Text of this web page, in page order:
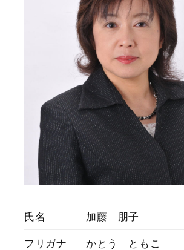
氏名 加藤 朋子
フリガナ かとう ともこ